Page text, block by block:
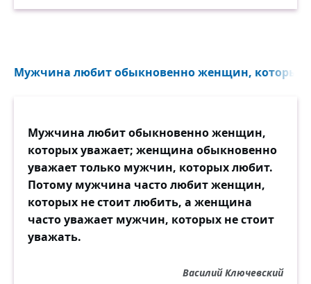
Я люблю — в том нет вины —
Мужчина любит обыкновенно женщин, которых
Мужчина любит обыкновенно женщин,
которых уважает; женщина обыкновенно
уважает только мужчин, которых любит.
Потому мужчина часто любит женщин,
которых не стоит любить, а женщина
часто уважает мужчин, которых не стоит
уважать.
Василий Ключевский